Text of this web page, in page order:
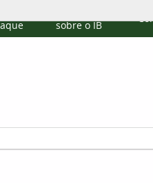
sobre o IB